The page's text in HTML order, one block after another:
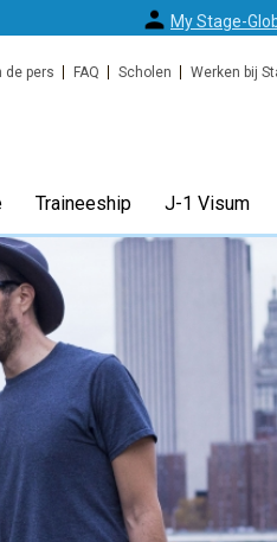
My Stage-
de pers FAQ Scholen Werken bij
Traineeship J-1 Visum
tot 18
VS"
trainee met een
een vrijblijvend
New
een